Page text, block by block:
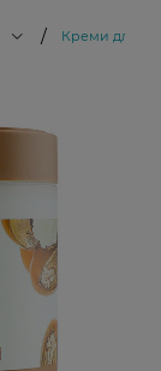
/ Креми для